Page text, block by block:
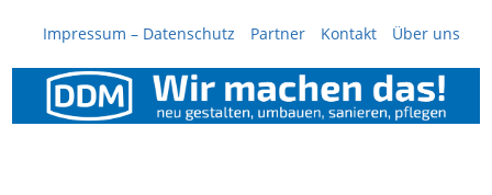
Impressum – Datenschutz Partner Kontakt Über uns